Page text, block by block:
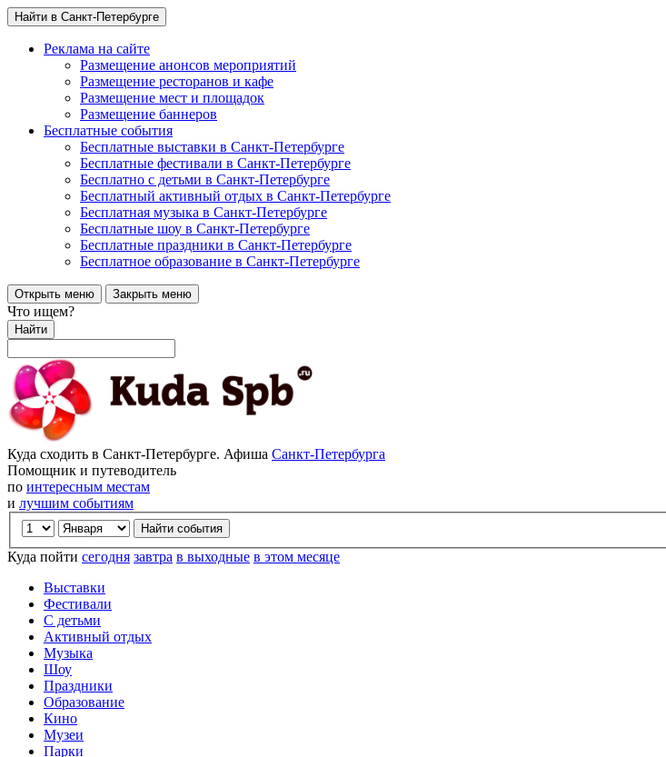
Найти в Санкт-Петербурге
Реклама на сайте
Размещение анонсов мероприятий
Размещение ресторанов и кафе
Размещение мест и площадок
Размещение баннеров
Бесплатные события
Бесплатные выставки в Санкт-Петербурге
Бесплатные фестивали в Санкт-Петербурге
Бесплатно с детьми в Санкт-Петербурге
Бесплатный активный отдых в Санкт-Петербурге
Бесплатная музыка в Санкт-Петербурге
Бесплатные шоу в Санкт-Петербурге
Бесплатные праздники в Санкт-Петербурге
Бесплатное образование в Санкт-Петербурге
Открыть меню Закрыть меню
Что ищем?
Найти
Куда сходить в Санкт-Петербурге. Афиша Санкт-Петербурга
Помощник и путеводитель
по интересным местам
и лучшим событиям
Куда пойти сегодня завтра в выходные в этом месяце
Выставки
Фестивали
С детьми
Активный отдых
Музыка
Шоу
Праздники
Образование
Кино
Музеи
Парки